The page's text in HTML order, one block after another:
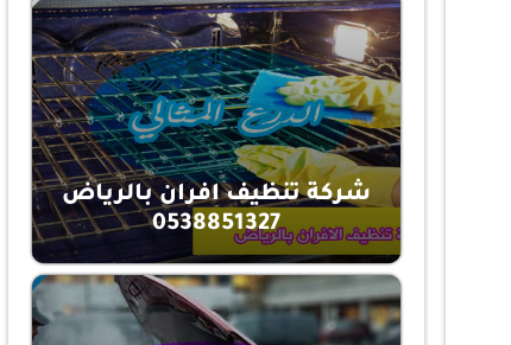
شركة تنظيف افران بالرياض
0538851327